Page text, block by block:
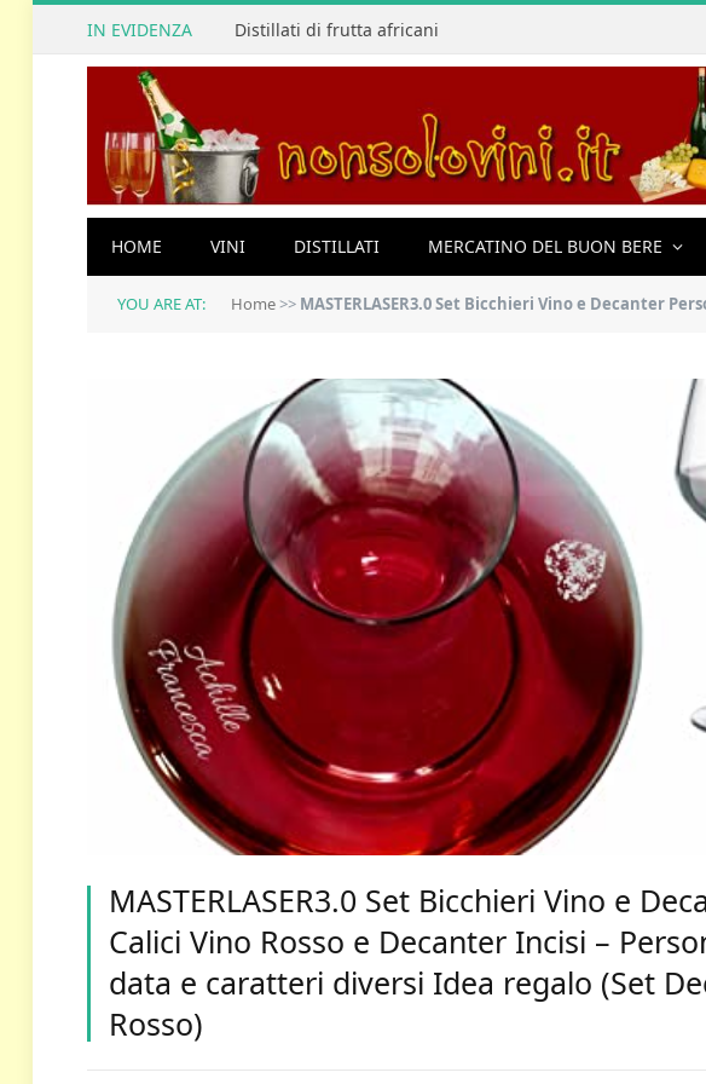
IN EVIDENZA Distillati di frutta africani
HOME VINI DISTILLATI MERCATINO DEL BUON BERE
YOU ARE AT: Home>> MASTERLASER3.0 Set Bicchieri Vino e Decanter Personalizzati
MASTERLASER3.0 Set Bicchieri Vino e
Calici Vino Rosso e Decanter Incisi –
data e caratteri diversi Idea regalo (Set
Rosso)